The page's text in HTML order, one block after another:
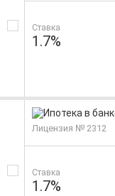
Ставка
1.7%
Лицензия № 2312
Ставка
1.7%